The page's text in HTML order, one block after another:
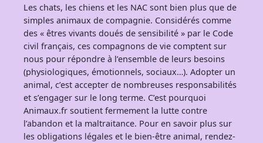
Les chats, les chiens et les NAC sont bien plus que de
simples animaux de compagnie. Considérés comme
des « êtres vivants doués de sensibilité » par le Code
civil français, ces compagnons de vie comptent sur
nous pour répondre à l’ensemble de leurs besoins
(physiologiques, émotionnels, sociaux…). Adopter un
animal, c’est accepter de nombreuses responsabilités
et s’engager sur le long terme. C’est pourquoi
Animaux.fr soutient fermement la lutte contre
l’abandon et la maltraitance. Pour en savoir plus sur
les obligations légales et le bien-être animal, rendez-